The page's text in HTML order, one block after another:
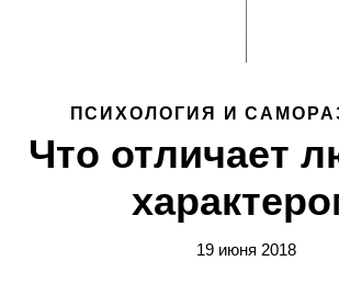
ПСИХОЛОГИЯ И
Что отличает
19 июня 2018